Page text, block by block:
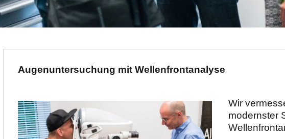
Wir
modernster